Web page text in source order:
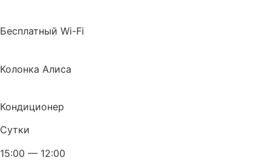
Бесплатный Wi-Fi
Колонка Алиса
Кондиционер
Сутки
15:00 — 12:00